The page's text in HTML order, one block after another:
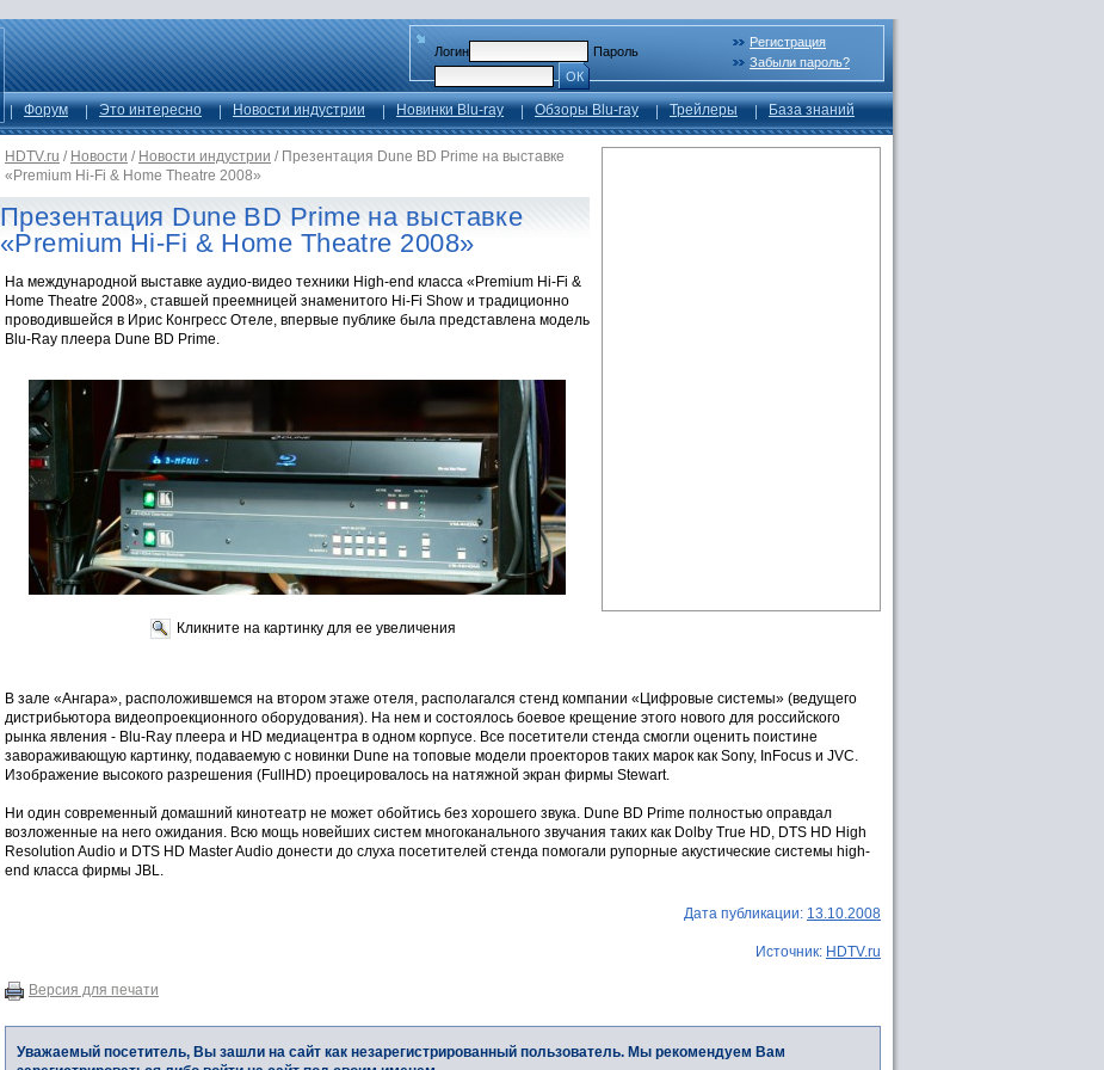
Логин
Пароль
ОК
Регистрация
Забыли пароль?
Форум Это интересно Новости индустрии Новинки Blu-ray Обзоры Blu-ray Трейлеры База знаний
HDTV.ru / Новости / Новости индустрии / Презентация Dune BD Prime на выставке
«Premium Hi-Fi & Home Theatre 2008»
Презентация Dune BD Prime на выставке
«Premium Hi-Fi & Home Theatre 2008»
На международной выставке аудио-видео техники High-end класса «Premium Hi-Fi &
Home Theatre 2008», ставшей преемницей знаменитого Hi-Fi Show и традиционно
проводившейся в Ирис Конгресс Отеле, впервые публике была представлена модель
Blu-Ray плеера Dune BD Prime.
Кликните на картинку для ее увеличения
В зале «Ангара», расположившемся на втором этаже отеля, располагался стенд компании «Цифровые системы» (ведущего
дистрибьютора видеопроекционного оборудования). На нем и состоялось боевое крещение этого нового для российского
рынка явления - Blu-Ray плеера и HD медиацентра в одном корпусе. Все посетители стенда смогли оценить поистине
завораживающую картинку, подаваемую с новинки Dune на топовые модели проекторов таких марок как Sony, InFocus и JVC.
Изображение высокого разрешения (FullHD) проецировалось на натяжной экран фирмы Stewart.
Ни один современный домашний кинотеатр не может обойтись без хорошего звука. Dune BD Prime полностью оправдал
возложенные на него ожидания. Всю мощь новейших систем многоканального звучания таких как Dolby True HD, DTS HD High
Resolution Audio и DTS HD Master Audio донести до слуха посетителей стенда помогали рупорные акустические системы high-
end класса фирмы JBL.
Дата публикации: 13.10.2008
Источник: HDTV.ru
Версия для печати
Уважаемый посетитель, Вы зашли на сайт как незарегистрированный пользователь. Мы рекомендуем Вам